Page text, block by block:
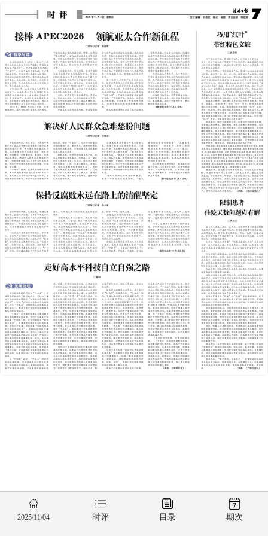
前一版 下一版
2025年11月04日
2025/11/04 时评 目录 期次